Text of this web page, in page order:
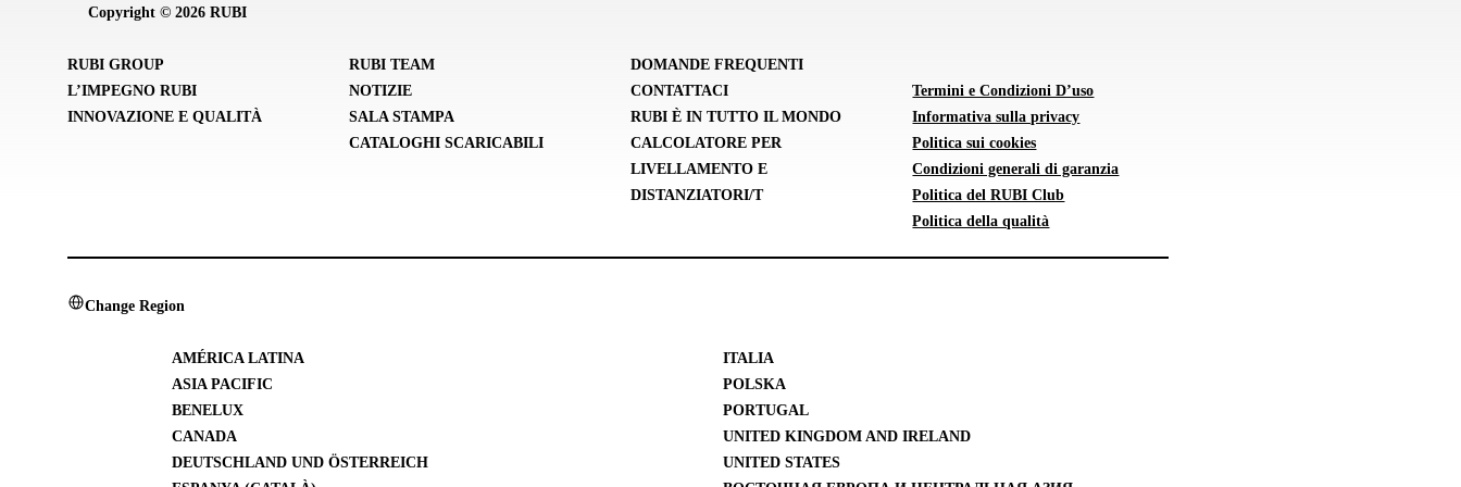
Copyright © 2026 RUBI
RUBI GROUP
L’IMPEGNO RUBI
INNOVAZIONE E QUALITÀ
RUBI TEAM
NOTIZIE
SALA STAMPA
CATALOGHI SCARICABILI
DOMANDE FREQUENTI
CONTATTACI
RUBI È IN TUTTO IL MONDO
CALCOLATORE PER
LIVELLAMENTO E
DISTANZIATORI/T
Termini e Condizioni D’uso
Informativa sulla privacy
Politica sui cookies
Condizioni generali di garanzia
Politica del RUBI Club
Politica della qualità
Change Region
AMÉRICA LATINA
ASIA PACIFIC
BENELUX
CANADA
DEUTSCHLAND UND ÖSTERREICH
ITALIA
POLSKA
PORTUGAL
UNITED KINGDOM AND IRELAND
UNITED STATES